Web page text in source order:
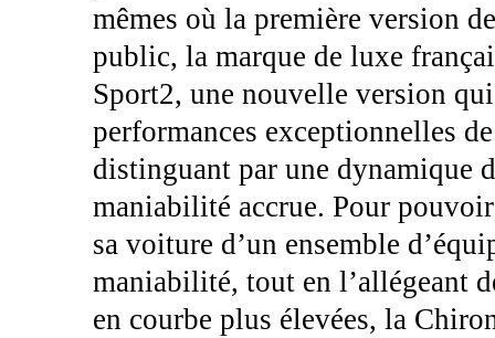
mêmes où la première version
public, la marque de luxe
Sport2, une nouvelle version
performances exceptionnelles
distinguant par une dynamique
maniabilité accrue. Pour
sa voiture d’un ensemble
maniabilité, tout en l’allégeant
en courbe plus élevées, la